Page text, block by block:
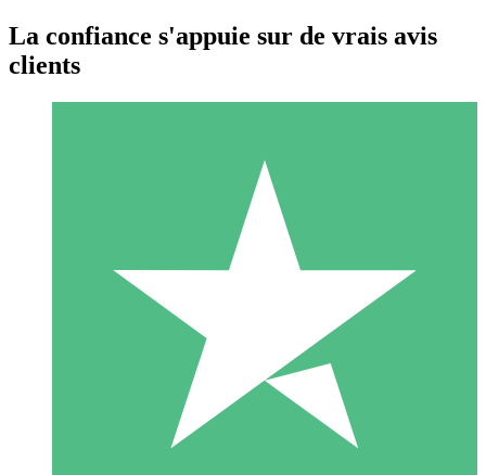
Packs de Crédits Individuels
Payez à l'utilisation avec des crédits de téléchargement. Sans
1 Téléchargement
10 00
La confiance s'appuie sur de vrais avis
clients